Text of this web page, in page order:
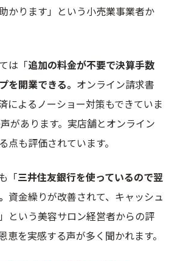
すか？
はどうなりますか？
ズにできる？手続きと注意点
お得情報
詳細
ある？
かります」という小売業事業者か
は「追加の料金が不要で決算手数
を開業できる。 オンライン請求書
によるノーショー対策もできていま
があります。実店舗とオンライン
点も評価されています。
「三井住友銀行を使っているので翌
資金繰りが改善されて、キャッシュ
という美容サロン経営者からの評
恵を実感する声が多く聞かれます。